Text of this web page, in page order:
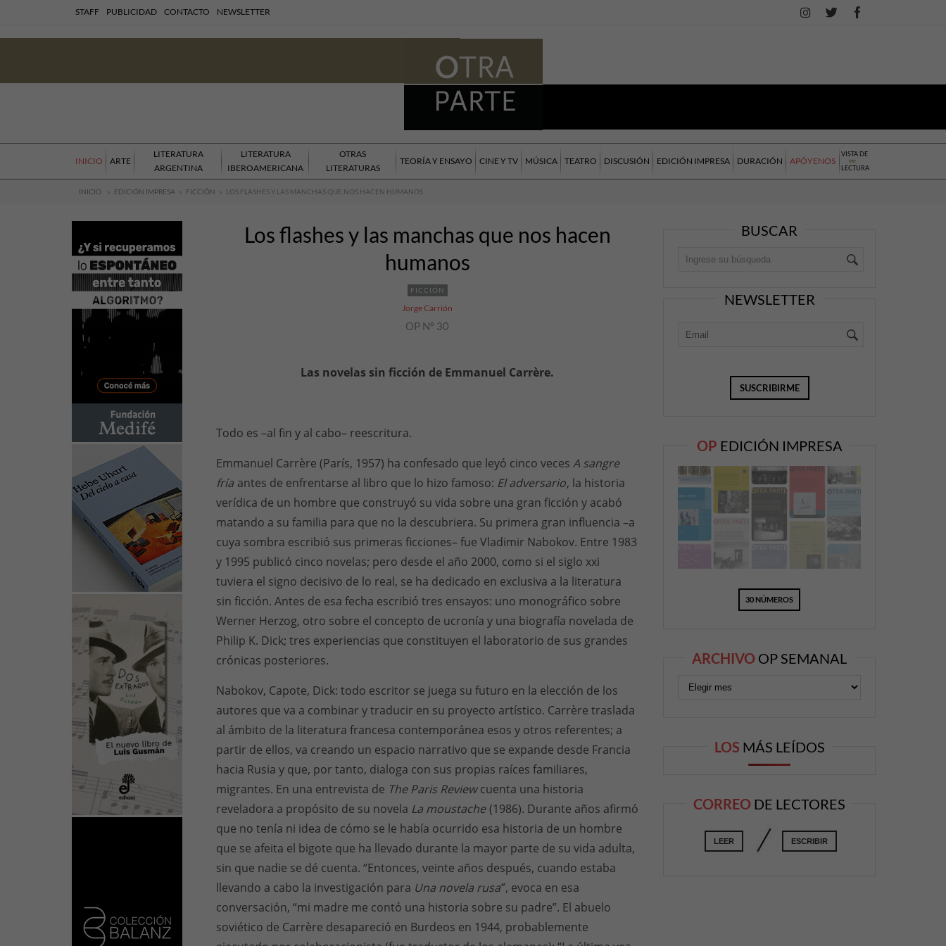
STAFF PUBLICIDAD CONTACTO NEWSLETTER
INICIO ARTE
LITERATURA
ARGENTINA
LITERATURA
IBEROAMERICANA
OTRAS
LITERATURAS
TEORÍA Y ENSAYO CINE Y TV MÚSICA TEATRO DISCUSIÓN EDICIÓN IMPRESA DURACIÓN APÓYENOS
VISTA DE
LECTURA
INICIO » EDICIÓN IMPRESA » FICCIÓN » LOS FLASHES Y LAS MANCHAS QUE NOS HACEN HUMANOS
Los flashes y las manchas que nos hacen
humanos
FICCIÓN
Jorge Carrión
OP N° 30
Las novelas sin ficción de Emmanuel Carrère.
Todo es –al fin y al cabo– reescritura.
Emmanuel Carrère (París, 1957) ha confesado que leyó cinco veces A sangre
fría antes de enfrentarse al libro que lo hizo famoso: El adversario, la historia
verídica de un hombre que construyó su vida sobre una gran ficción y acabó
matando a su familia para que no la descubriera. Su primera gran influencia –a
cuya sombra escribió sus primeras ficciones– fue Vladimir Nabokov. Entre 1983
y 1995 publicó cinco novelas; pero desde el año 2000, como si el siglo xxi
tuviera el signo decisivo de lo real, se ha dedicado en exclusiva a la literatura
sin ficción. Antes de esa fecha escribió tres ensayos: uno monográfico sobre
Werner Herzog, otro sobre el concepto de ucronía y una biografía novelada de
Philip K. Dick; tres experiencias que constituyen el laboratorio de sus grandes
crónicas posteriores.
Nabokov, Capote, Dick: todo escritor se juega su futuro en la elección de los
autores que va a combinar y traducir en su proyecto artístico. Carrère traslada
al ámbito de la literatura francesa contemporánea esos y otros referentes; a
partir de ellos, va creando un espacio narrativo que se expande desde Francia
hacia Rusia y que, por tanto, dialoga con sus propias raíces familiares,
migrantes. En una entrevista de The Paris Reviewcuenta una historia
reveladora a propósito de su novela La moustache(1986). Durante años afirmó
que no tenía ni idea de cómo se le había ocurrido esa historia de un hombre
que se afeita el bigote que ha llevado durante la mayor parte de su vida adulta,
sin que nadie se dé cuenta. “Entonces, veinte años después, cuando estaba
llevando a cabo la investigación para Una novela rusa”, evoca en esa
conversación, “mi madre me contó una historia sobre su padre”. El abuelo
soviético de Carrère desapareció en Burdeos en 1944, probablemente
BUSCAR
NEWSLETTER
OP EDICIÓN IMPRESA
30 NÚMEROS
ARCHIVO OP SEMANAL
LOS MÁS LEÍDOS
CORREO DE LECTORES
LEER ESCRIBIR